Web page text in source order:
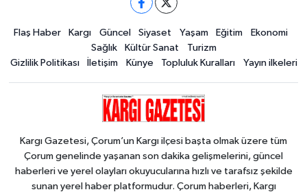
Flaş Haber Kargı Güncel Siyaset Yaşam Eğitim
Ekonomi
Sağlık
Kültür Sanat
Turizm
Gizlilik Politikası
İletişim Künye Topluluk Kuralları Yayın ilkeleri
Kargı Gazetesi, Çorum’un Kargı ilçesi başta olmak üzere tüm
Çorum genelinde yaşanan son dakika gelişmelerini, güncel
haberleri ve yerel olayları okuyucularına hızlı ve tarafsız şekilde
sunan yerel haber platformudur. Çorum haberleri, Kargı